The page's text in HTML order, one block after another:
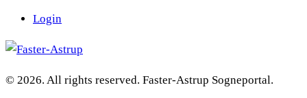
Login
© 2026. All rights reserved. Faster-Astrup Sogneportal.